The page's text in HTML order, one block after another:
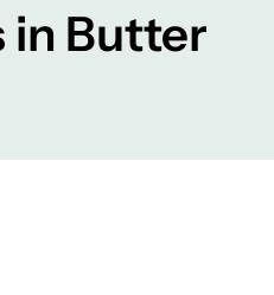
in Butter